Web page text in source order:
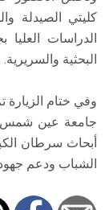
كليتي الصيدلة
الدراسات العليا
البحثية والسريرية.
وفي ختام الزيارة
جامعة عين شمس
الشباب ودعم